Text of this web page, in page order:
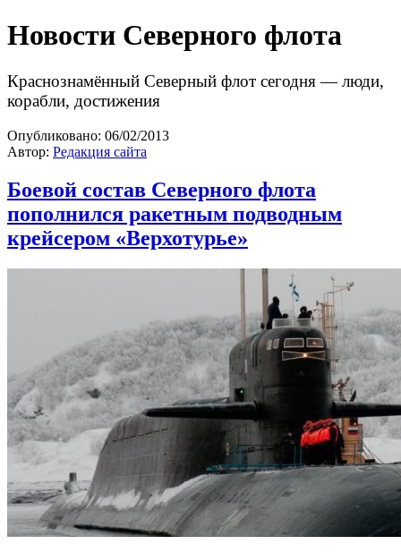
Новости Северного флота
Краснознамённый Северный флот сегодня — люди,
корабли, достижения
Опубликовано: 06/02/2013
Автор: Редакция сайта
Боевой состав Северного флота
пополнился ракетным подводным
крейсером «Верхотурье»